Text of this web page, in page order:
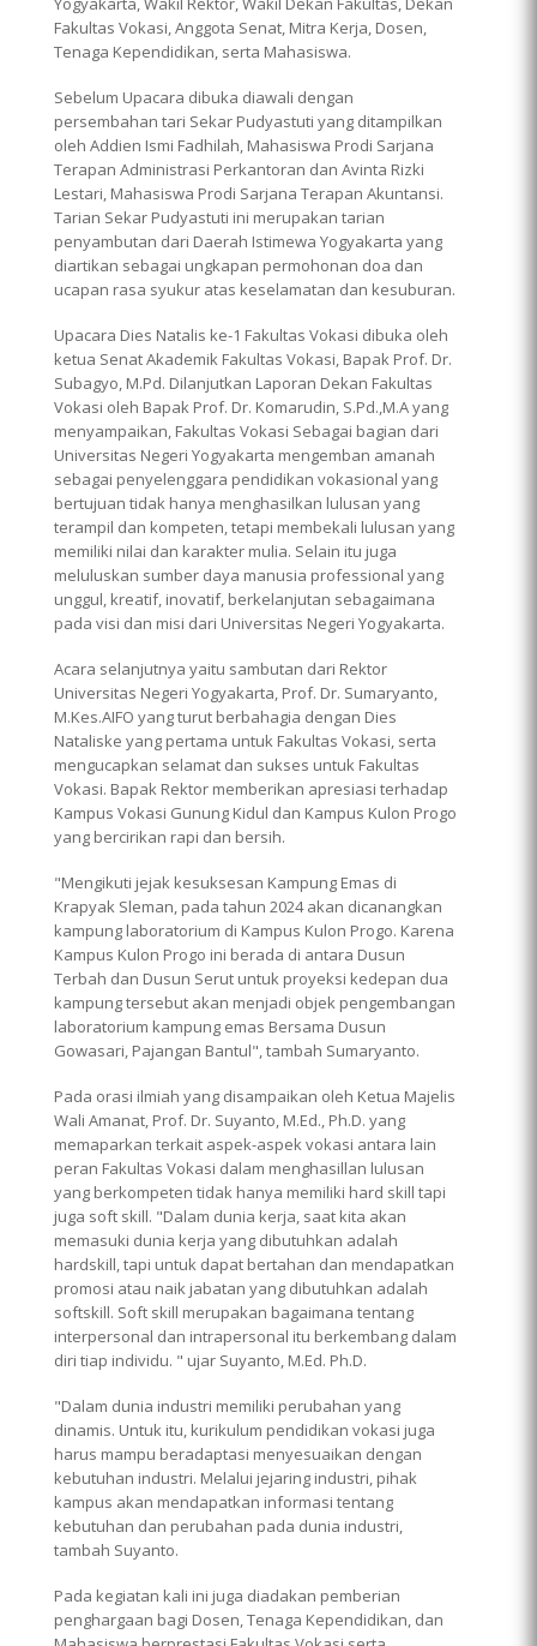
Fakultas Vokasi, Anggota Senat, Mitra Kerja, Dosen,
Tenaga Kependidikan, serta Mahasiswa.
Sebelum Upacara dibuka diawali dengan
persembahan tari Sekar Pudyastuti yang ditampilkan
oleh Addien Ismi Fadhilah, Mahasiswa Prodi Sarjana
Terapan Administrasi Perkantoran dan Avinta Rizki
Lestari, Mahasiswa Prodi Sarjana Terapan Akuntansi.
Tarian Sekar Pudyastuti ini merupakan tarian
penyambutan dari Daerah Istimewa Yogyakarta yang
diartikan sebagai ungkapan permohonan doa dan
ucapan rasa syukur atas keselamatan dan kesuburan.
Upacara Dies Natalis ke-1 Fakultas Vokasi dibuka oleh
ketua Senat Akademik Fakultas Vokasi, Bapak Prof. Dr.
Subagyo, M.Pd. Dilanjutkan Laporan Dekan Fakultas
Vokasi oleh Bapak Prof. Dr. Komarudin, S.Pd.,M.A yang
menyampaikan, Fakultas Vokasi Sebagai bagian dari
Universitas Negeri Yogyakarta mengemban amanah
sebagai penyelenggara pendidikan vokasional yang
bertujuan tidak hanya menghasilkan lulusan yang
terampil dan kompeten, tetapi membekali lulusan yang
memiliki nilai dan karakter mulia. Selain itu juga
meluluskan sumber daya manusia professional yang
unggul, kreatif, inovatif, berkelanjutan sebagaimana
pada visi dan misi dari Universitas Negeri Yogyakarta.
Acara selanjutnya yaitu sambutan dari Rektor
Universitas Negeri Yogyakarta, Prof. Dr. Sumaryanto,
M.Kes.AIFO yang turut berbahagia dengan Dies
Nataliske yang pertama untuk Fakultas Vokasi, serta
mengucapkan selamat dan sukses untuk Fakultas
Vokasi. Bapak Rektor memberikan apresiasi terhadap
Kampus Vokasi Gunung Kidul dan Kampus Kulon Progo
yang bercirikan rapi dan bersih.
"Mengikuti jejak kesuksesan Kampung Emas di
Krapyak Sleman, pada tahun 2024 akan dicanangkan
kampung laboratorium di Kampus Kulon Progo. Karena
Kampus Kulon Progo ini berada di antara Dusun
Terbah dan Dusun Serut untuk proyeksi kedepan dua
kampung tersebut akan menjadi objek pengembangan
laboratorium kampung emas Bersama Dusun
Gowasari, Pajangan Bantul", tambah Sumaryanto.
Pada orasi ilmiah yang disampaikan oleh Ketua Majelis
Wali Amanat, Prof. Dr. Suyanto, M.Ed., Ph.D. yang
memaparkan terkait aspek-aspek vokasi antara lain
peran Fakultas Vokasi dalam menghasillan lulusan
yang berkompeten tidak hanya memiliki hard skill tapi
juga soft skill. "Dalam dunia kerja, saat kita akan
memasuki dunia kerja yang dibutuhkan adalah
hardskill, tapi untuk dapat bertahan dan mendapatkan
promosi atau naik jabatan yang dibutuhkan adalah
softskill. Soft skill merupakan bagaimana tentang
interpersonal dan intrapersonal itu berkembang dalam
diri tiap individu. " ujar Suyanto, M.Ed. Ph.D.
"Dalam dunia industri memiliki perubahan yang
dinamis. Untuk itu, kurikulum pendidikan vokasi juga
harus mampu beradaptasi menyesuaikan dengan
kebutuhan industri. Melalui jejaring industri, pihak
kampus akan mendapatkan informasi tentang
kebutuhan dan perubahan pada dunia industri,
tambah Suyanto.
Pada kegiatan kali ini juga diadakan pemberian
penghargaan bagi Dosen, Tenaga Kependidikan, dan